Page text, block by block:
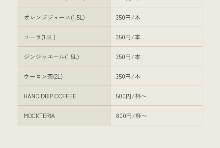
オレンジジュース(1.5L) 350円/本
コーラ(1.5L) 350円/本
ジンジャエール(1.5L) 350円/本
ウーロン茶(2L) 350円/本
HAND DRIP COFFEE 500円/杯〜
MOCKTERIA 800円/杯〜